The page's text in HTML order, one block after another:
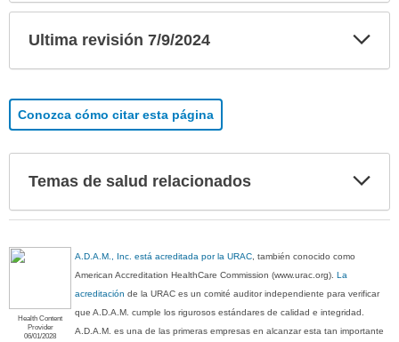
Ultima revisión 7/9/2024
Conozca cómo citar esta página
Temas de salud relacionados
Health Content
Provider
06/01/2028
A.D.A.M., Inc. está acreditada por la URAC, también conocido como
American Accreditation HealthCare Commission (www.urac.org). La
acreditación de la URAC es un comité auditor independiente para verificar
que A.D.A.M. cumple los rigurosos estándares de calidad e integridad.
A.D.A.M. es una de las primeras empresas en alcanzar esta tan importante